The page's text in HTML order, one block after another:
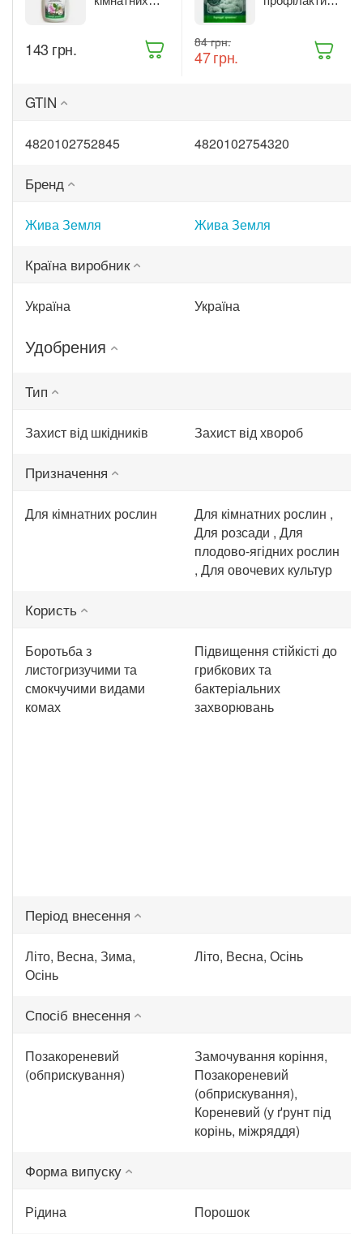
спрей 300 мл
‍143‍ грн.
Триходерма
‍84‍ грн.
‍47‍грн.
GTIN
4820102752845 4820102754320
Бренд
Жива Земля Жива Земля
Країна виробник
Україна Україна
Удобрения
Тип
Захист від шкідників Захист від хвороб
Призначення
Для кімнатних рослин
Для кімнатних рослин ,
Для розсади , Для
плодово-ягідних рослин
, Для овочевих культур
Користь
Боротьба з
листогризучими та
смокчучими видами
комах
Підвищення стійкісті до
грибкових та
бактеріальних
захворювань
Період внесення
Літо, Весна, Зима,
Осінь
Літо, Весна, Осінь
Спосіб внесення
Позакореневий
(обприскування)
Замочування коріння,
Позакореневий
(обприскування),
Кореневий (у ґрунт під
корінь, міжряддя)
Форма випуску
Рідина Порошок